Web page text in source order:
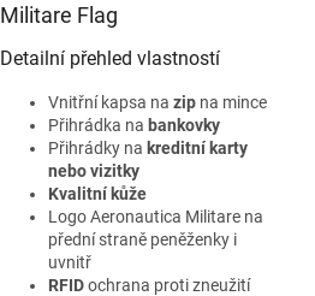
Militare Flag
Detailní přehled vlastností
Vnitřní kapsa na zipna mince
Přihrádka na bankovky
Přihrádky na kreditní karty
nebo vizitky
Kvalitní kůže
Logo Aeronautica Militare na
přední straně peněženky i
uvnitř
RFIDochrana proti zneužití